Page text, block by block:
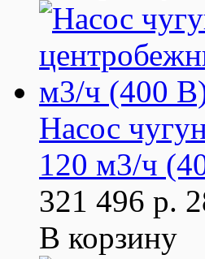
Насос
120 м3/ч
321 496 р.
В корзину